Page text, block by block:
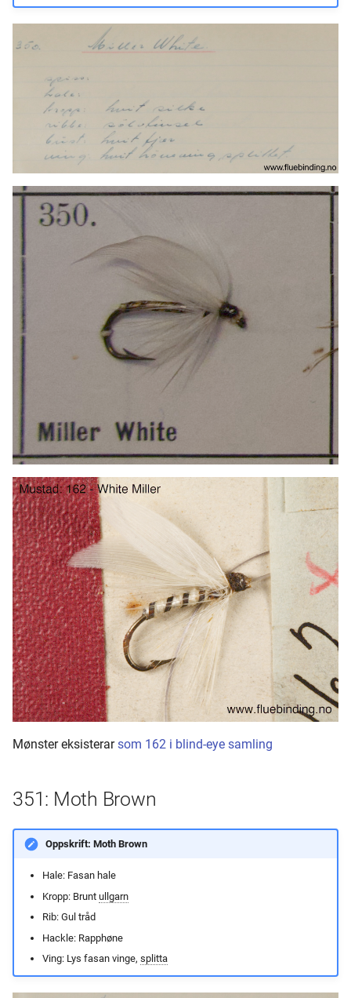
Mønster eksisterarsom 162 i blind-eye samling
351: Moth Brown
Oppskrift: Moth Brown
Hale: Fasan hale
Kropp: Brunt ullgarn
Rib: Gul tråd
Hackle: Rapphøne
Ving: Lys fasan vinge, splitta